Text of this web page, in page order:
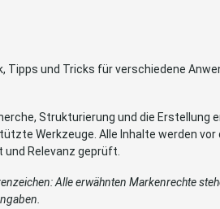
Tipps und Tricks für verschiedene
Strukturierung und die Erstellung
Werkzeuge. Alle Inhalte werden
Relevanz geprüft.
Alle erwähnten Markenrechte